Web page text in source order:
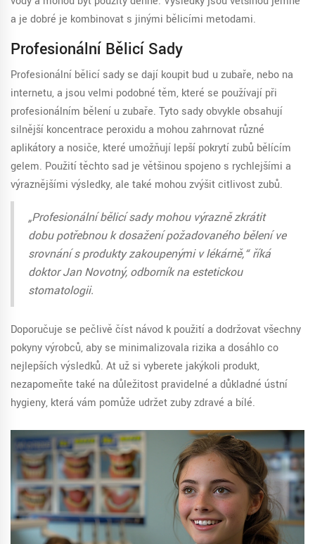
a je dobré je kombinovat s jinými bělicími metodami.
Profesionální Bělicí Sady
Profesionální bělicí sady se dají koupit buď u zubaře, nebo na
internetu, a jsou velmi podobné těm, které se používají při
profesionálním bělení u zubaře. Tyto sady obvykle obsahují
silnější koncentrace peroxidu a mohou zahrnovat různé
aplikátory a nosiče, které umožňují lepší pokrytí zubů bělícím
gelem. Použití těchto sad je většinou spojeno s rychlejšími a
výraznějšími výsledky, ale také mohou zvýšit citlivost zubů.
„Profesionální bělicí sady mohou výrazně zkrátit
dobu potřebnou k dosažení požadovaného bělení ve
srovnání s produkty zakoupenými v lékárně,“ říká
doktor Jan Novotný, odborník na estetickou
stomatologii.
Doporučuje se pečlivě číst návod k použití a dodržovat všechny
pokyny výrobců, aby se minimalizovala rizika a dosáhlo co
nejlepších výsledků. Ať už si vyberete jakýkoli produkt,
nezapomeňte také na důležitost pravidelné a důkladné ústní
hygieny, která vám pomůže udržet zuby zdravé a bílé.